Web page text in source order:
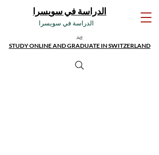
الدراسة في سويسرا
الدراسة في سويسرا
Ad:
STUDY ONLINE AND GRADUATE IN SWITZERLAND